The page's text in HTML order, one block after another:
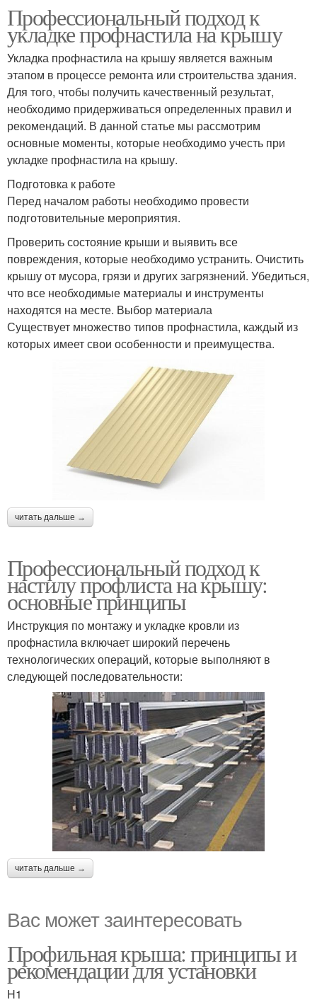
Профессиональный подход к
укладке профнастила на крышу
Укладка профнастила на крышу является важным
этапом в процессе ремонта или строительства здания.
Для того, чтобы получить качественный результат,
необходимо придерживаться определенных правил и
рекомендаций. В данной статье мы рассмотрим
основные моменты, которые необходимо учесть при
укладке профнастила на крышу.
Подготовка к работе
Перед началом работы необходимо провести
подготовительные мероприятия.
Проверить состояние крыши и выявить все
повреждения, которые необходимо устранить. Очистить
крышу от мусора, грязи и других загрязнений. Убедиться,
что все необходимые материалы и инструменты
находятся на месте. Выбор материала
Существует множество типов профнастила, каждый из
которых имеет свои особенности и преимущества.
читать дальше →
Профессиональный подход к
настилу профлиста на крышу:
основные принципы
Инструкция по монтажу и укладке кровли из
профнастила включает широкий перечень
технологических операций, которые выполняют в
следующей последовательности:
читать дальше →
Вас может заинтересовать
Профильная крыша: принципы и
рекомендации для установки
H1